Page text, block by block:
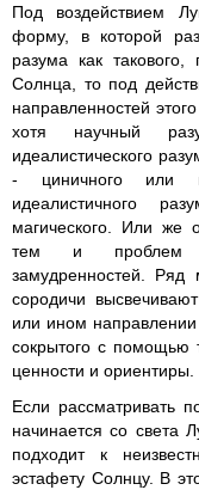
Под воздействием
форму, в которой
разума как
Солнца, то под
направленностей
хотя научный
идеалистического
- циничного или
идеалистичного
магического. Или же
тем и проблем
замудренностей.
сородичи
или ином
сокрытого с помощью
ценности и ориентиры.
Если рассматривать
начинается со света
подходит к
эстафету Солнцу. В